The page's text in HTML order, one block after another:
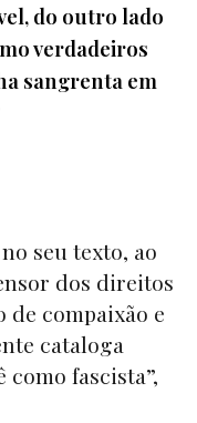
do outro lado
verdadeiros
sangrenta em
seu texto, ao
dos direitos
de compaixão e
cataloga
fascista”,